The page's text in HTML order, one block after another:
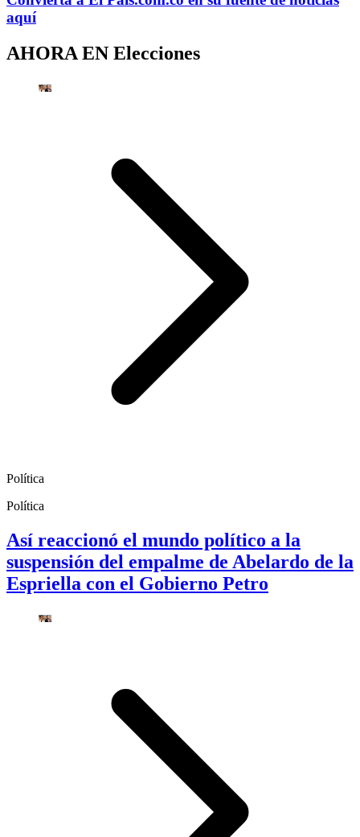
aquí
AHORA EN Elecciones
Política
Política
Así reaccionó el mundo político a la
suspensión del empalme de Abelardo de la
Espriella con el Gobierno Petro